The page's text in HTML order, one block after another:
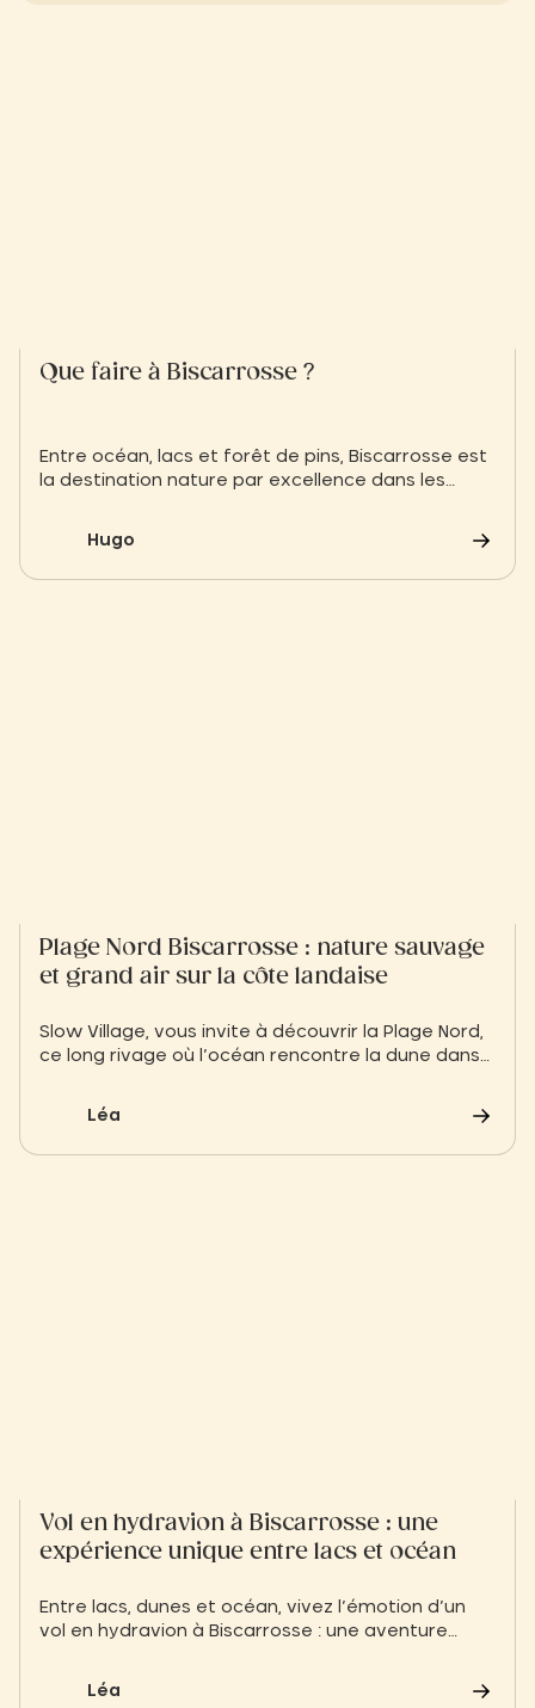
Que faire à Biscarrosse ?
Entre océan, lacs et forêt de pins, Biscarrosse est
la destination nature par excellence dans les
de Parentis, explorez tout ce qu'il faut faire près
de votre Slow Village Biscarrosse
Hugo
Plage Nord Biscarrosse : nature sauvage
et grand air sur la côte landaise
Slow Village, vous invite à découvrir la Plage Nord,
ce long rivage où l’océan rencontre la dune dans
temps ralentit naturellement : le pas se fait plus
l’horizon se déploie comme une promesse
Léa
Vol en hydravion à Biscarrosse : une
expérience unique entre lacs et océan
Entre lacs, dunes et océan, vivez l’émotion d’un
vol en hydravion à Biscarrosse : une aventure
Léa